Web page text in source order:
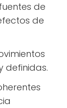
de
de
definidas.